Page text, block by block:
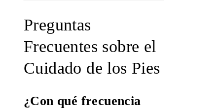
Preguntas
Frecuentes sobre el
Cuidado de los Pies
¿Con qué frecuencia